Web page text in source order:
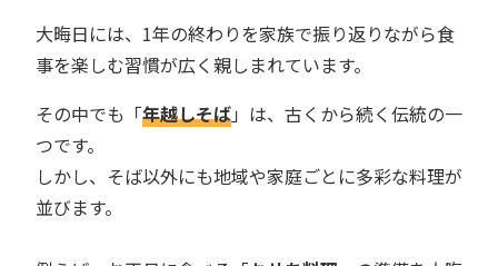
大晦日には、1年の終わりを家族で振り返りながら食
事を楽しむ習慣が広く親しまれています。
その中でも「年越しそば」は、古くから続く伝統の一
つです。
しかし、そば以外にも地域や家庭ごとに多彩な料理が
並びます。